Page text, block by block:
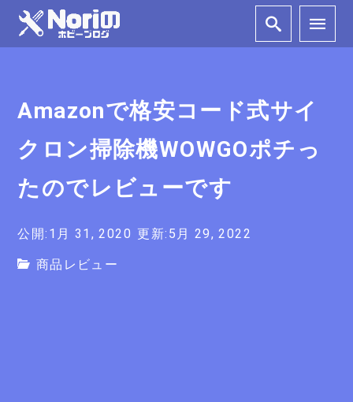
Amazonで格安コード式サイ
クロン掃除機WOWGOポチっ
たのでレビューです
公開:1月 31, 2020 更新:5月 29, 2022
商品レビュー